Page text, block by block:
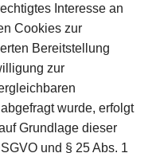
Interesse an
Cookies zur
Bereitstellung
zur
wurde, erfolgt
Grundlage dieser
und § 25 Abs. 1